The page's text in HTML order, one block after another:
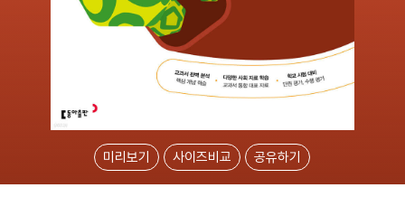
미리보기 사이즈비교 공유하기